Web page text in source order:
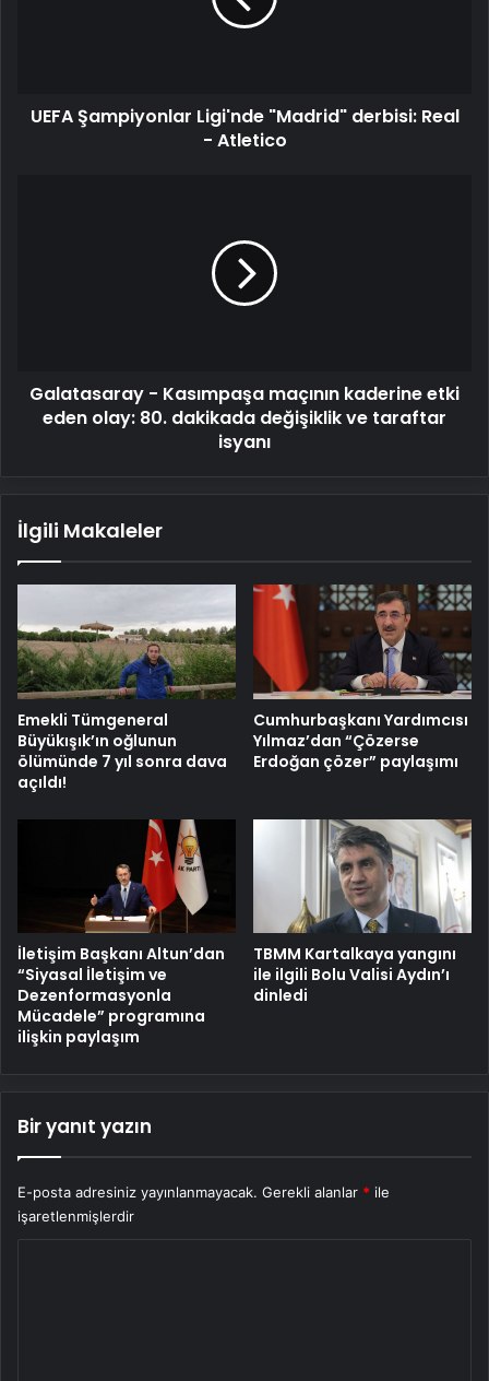
UEFA Şampiyonlar Ligi'nde "Madrid" derbisi: Real
- Atletico
dakikada
değişiklik
Galatasaray - Kasımpaşa maçının kaderine etki
eden olay: 80. dakikada değişiklik ve taraftar
isyanı
İlgili Makaleler
Emekli Tümgeneral
Büyükışık’ın oğlunun
ölümünde 7 yıl sonra dava
açıldı!
Cumhurbaşkanı Yardımcısı
Yılmaz’dan “Çözerse
Erdoğan çözer” paylaşımı
İletişim Başkanı Altun’dan
“Siyasal İletişim ve
Dezenformasyonla
Mücadele” programına
ilişkin paylaşım
TBMM Kartalkaya yangını
ile ilgili Bolu Valisi Aydın’ı
dinledi
Bir yanıt yazın
E-posta adresiniz yayınlanmayacak. Gerekli alanlar * ile
işaretlenmişlerdir